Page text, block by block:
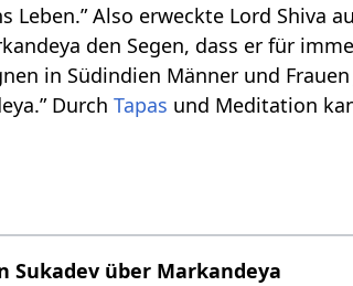
Leben.” Also erweckte Lord Shiva
den Segen, dass er für
in Südindien Männer und
DurchTapas und Meditation
Sukadev über Markandeya